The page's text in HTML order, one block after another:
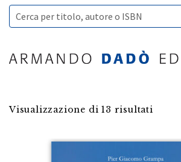
Visualizzazione di 13 risultati